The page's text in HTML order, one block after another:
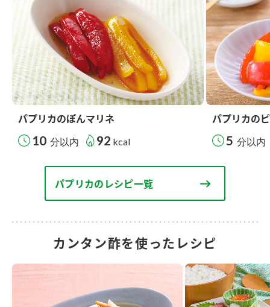
パプリカのぽんマリネ
10 分以内 92 kcal
パプリカの
5 分以内
パプリカのレシピ一覧
カンタン酢を使ったレシピ